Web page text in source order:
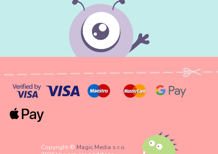
Copyright © Magic Media s.r.o.